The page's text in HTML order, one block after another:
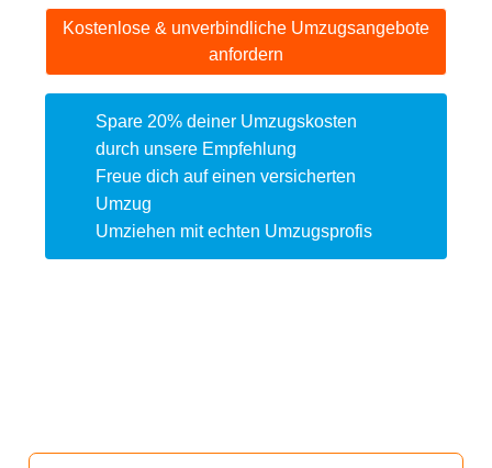
Kostenlose & unverbindliche Umzugsangebote
anfordern
Spare 20% deiner Umzugskosten
durch unsere Empfehlung
Freue dich auf einen versicherten
Umzug
Umziehen mit echten Umzugsprofis